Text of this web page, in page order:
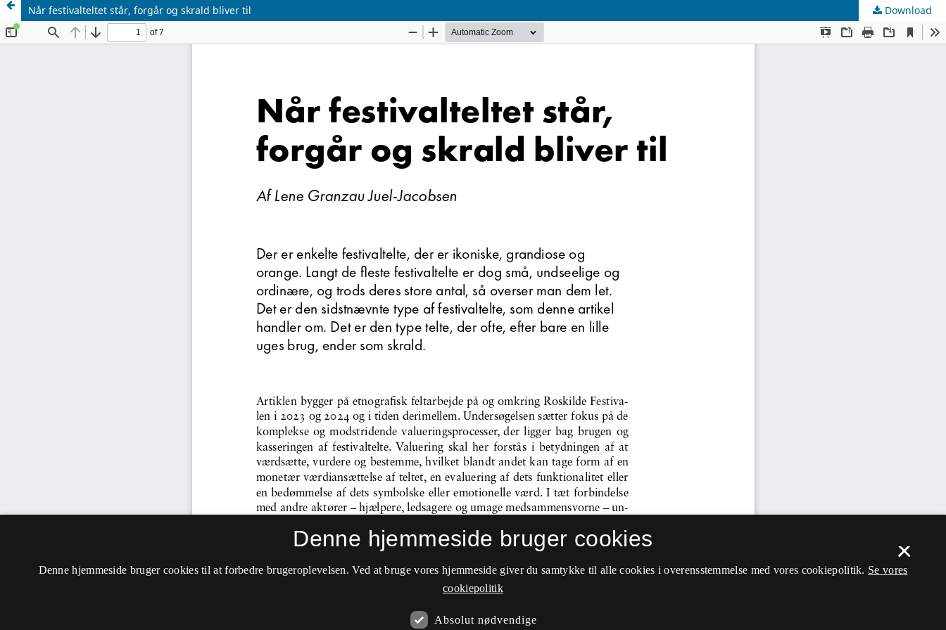
Når festivalteltet står, forgår og skrald bliver til Download
×
Denne hjemmeside bruger cookies
Denne hjemmeside bruger cookies til at forbedre brugeroplevelsen. Ved at bruge vores hjemmeside giver du samtykke til alle cookies i overensstemmelse med vores cookiepolitik. Se vores
cookiepolitik
Absolut nødvendige